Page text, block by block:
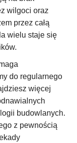
wilgoci oraz
przez całą
wielu staje się
do regularnego
więcej
budowlanych.
z pewnością